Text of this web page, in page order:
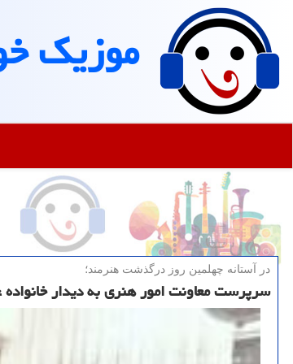
موزیك
در آستانه چهلمین روز درگذشت هنرمند؛
سرپرست معاونت امور هنری به دیدار